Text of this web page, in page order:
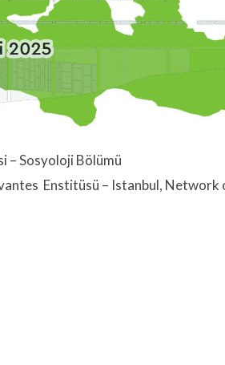
– Sosyoloji Bölümü
Enstitüsü – Istanbul,